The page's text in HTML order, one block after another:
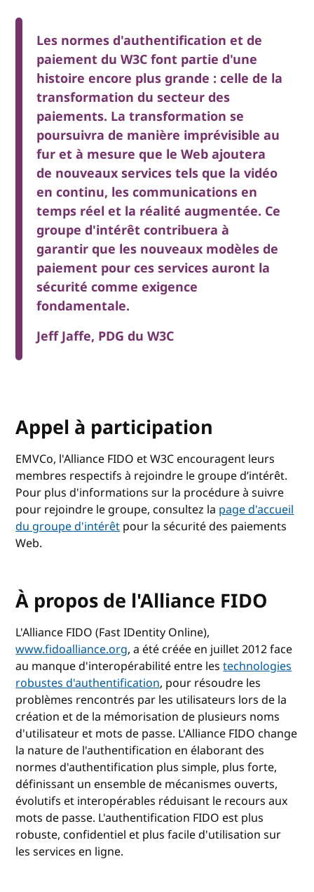
Les normes d'authentification et de
paiement du W3C font partie d'une
histoire encore plus grande : celle de la
transformation du secteur des
paiements. La transformation se
poursuivra de manière imprévisible au
fur et à mesure que le Web ajoutera
de nouveaux services tels que la vidéo
en continu, les communications en
temps réel et la réalité augmentée. Ce
groupe d'intérêt contribuera à
garantir que les nouveaux modèles de
paiement pour ces services auront la
sécurité comme exigence
fondamentale.
Jeff Jaffe, PDG du W3C
Appel à participation
EMVCo, l'Alliance FIDO et W3C encouragent leurs
membres respectifs à rejoindre le groupe d’intérêt.
Pour plus d'informations sur la procédure à suivre
pour rejoindre le groupe, consultez la page d'accueil
du groupe d'intérêtpour la sécurité des paiements
Web.
À propos de l'Alliance FIDO
L'Alliance FIDO (Fast IDentity Online),
www.fidoalliance.org, a été créée en juillet 2012 face
au manque d'interopérabilité entre lestechnologies
robustes d'authentification, pour résoudre les
problèmes rencontrés par les utilisateurs lors de la
création et de la mémorisation de plusieurs noms
d'utilisateur et mots de passe. L'Alliance FIDO change
la nature de l'authentification en élaborant des
normes d'authentification plus simple, plus forte,
définissant un ensemble de mécanismes ouverts,
évolutifs et interopérables réduisant le recours aux
mots de passe. L'authentification FIDO est plus
robuste, confidentiel et plus facile d'utilisation sur
les services en ligne.